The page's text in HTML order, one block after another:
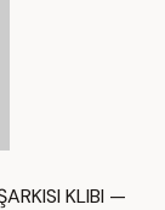
KLIBI —